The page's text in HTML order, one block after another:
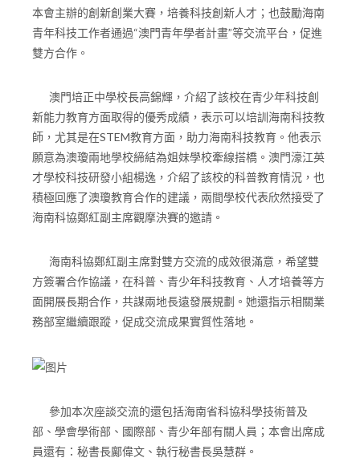
本會主辦的創新創業大賽，培養科技創新人才；也鼓勵海南
青年科技工作者通過“澳門青年學者計畫”等交流平台，促進
雙方合作。
澳門培正中學校長高錦輝，介紹了該校在青少年科技創
新能力教育方面取得的優秀成績，表示可以培訓海南科技教
師，尤其是在STEM教育方面，助力海南科技教育。他表示
願意為澳瓊兩地學校締結為姐妹學校牽線搭橋。澳門濠江英
才學校科技研發小組楊逸，介紹了該校的科普教育情況，也
積極回應了澳瓊教育合作的建議，兩間學校代表欣然接受了
海南科協鄭紅副主席觀摩決賽的邀請。
海南科協鄭紅副主席對雙方交流的成效很滿意，希望雙
方簽署合作協議，在科普、青少年科技教育、人才培養等方
面開展長期合作，共謀兩地長遠發展規劃。她還指示相關業
務部室繼續跟蹤，促成交流成果實質性落地。
參加本次座談交流的還包括海南省科協科學技術普及
部、學會學術部、國際部、青少年部有關人員；本會出席成
員還有：秘書長鄺偉文、執行秘書長吳慧群。